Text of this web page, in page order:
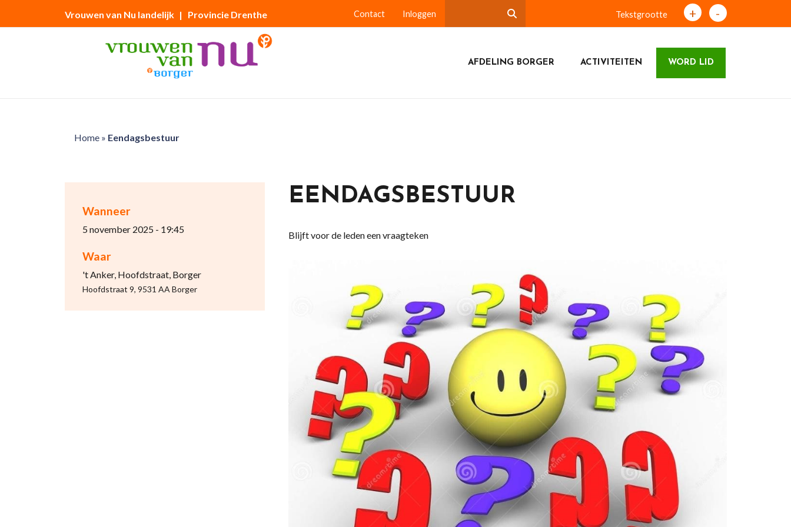
Vrouwen van Nu landelijk | Provincie Drenthe Contact Inloggen Tekstgrootte + -
AFDELING BORGER ACTIVITEITEN WORD LID
Home» Eendagsbestuur
Wanneer
5 november 2025 - 19:45
Waar
't Anker, Hoofdstraat, Borger
Hoofdstraat 9, 9531 AA Borger
EENDAGSBESTUUR
Blijft voor de leden een vraagteken